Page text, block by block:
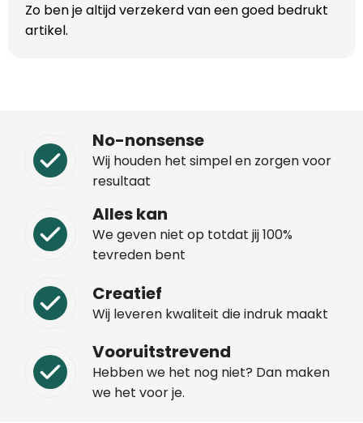
Zo ben je altijd verzekerd van een goed bedrukt
artikel.
No-nonsense
Wij houden het simpel en zorgen voor
resultaat
Alles kan
We geven niet op totdat jij 100%
tevreden bent
Creatief
Wij leveren kwaliteit die indruk maakt
Vooruitstrevend
Hebben we het nog niet? Dan maken
we het voor je.